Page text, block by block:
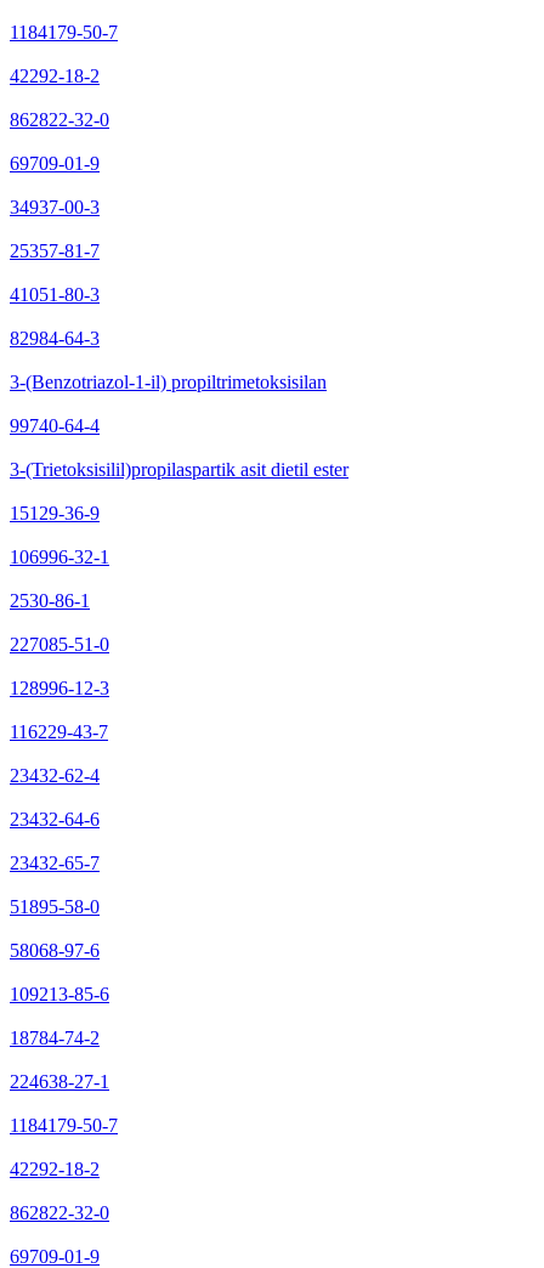
1184179-50-7
42292-18-2
862822-32-0
69709-01-9
34937-00-3
25357-81-7
41051-80-3
82984-64-3
3-(Benzotriazol-1-il) propiltrimetoksisilan
99740-64-4
3-(Trietoksisilil)propilaspartik asit dietil ester
15129-36-9
106996-32-1
2530-86-1
227085-51-0
128996-12-3
116229-43-7
23432-62-4
23432-64-6
23432-65-7
51895-58-0
58068-97-6
109213-85-6
18784-74-2
224638-27-1
1184179-50-7
42292-18-2
862822-32-0
69709-01-9